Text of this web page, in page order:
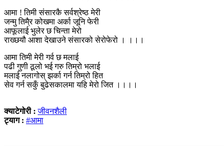
आमा ! तिमी संसारकै सर्वश्रेष्ठ मेरी
जन्मु तिमै्र कोखमा अर्का जूनि फेरी
आफूलाई भुलेर छ चिन्ता मेरो
राख्छयौ आशा देखाउने संसारको सेरोफेरो । ।।।
आमा तिमी मेरी गर्व छ मलाई
पढी गुणी ठूलो भई गरु तिम्रो भलाई
मलाई नलागोस् झर्का गर्न तिम्रो हित
सेव गर्न सकुँ बुढेसकालमा यहि मेरो जित ।।।।
क्याटेगोरी :जीवनशैली
ट्याग : #आमा